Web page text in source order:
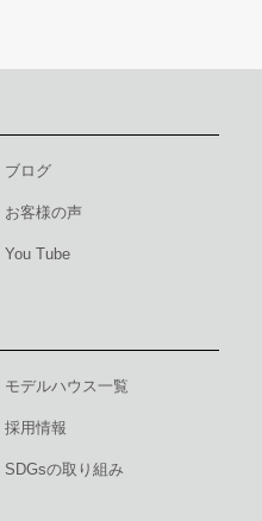
ブログ
お客様の声
You Tube
モデルハウス一覧
採用情報
SDGsの取り組み